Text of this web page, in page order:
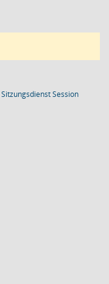
SitzungsdienstSession(Wird in